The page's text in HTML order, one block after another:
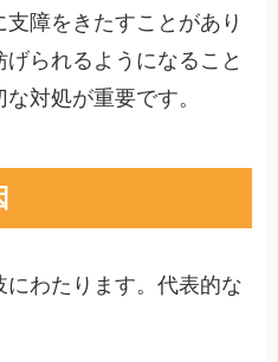
障をきたすことがあり
られるようになること
対処が重要です。
わたります。代表的な